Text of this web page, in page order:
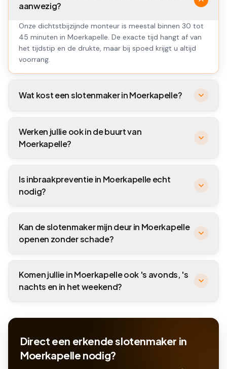
aanwezig?
Onze dichtstbijzijnde monteur is meestal binnen 30 tot
45 minuten in Moerkapelle. De exacte tijd hangt af van
het tijdstip en de drukte, maar bij spoed krijgt u altijd
voorrang.
Wat kost een slotenmaker in Moerkapelle?
Werken jullie ook in de buurt van
Moerkapelle?
Is inbraakpreventie in Moerkapelle echt
nodig?
Kan de slotenmaker mijn deur in Moerkapelle
openen zonder schade?
Komen jullie in Moerkapelle ook 's avonds, 's
nachts en in het weekend?
Direct een erkende slotenmaker in
Moerkapelle nodig?